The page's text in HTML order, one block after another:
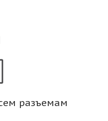
разъемам